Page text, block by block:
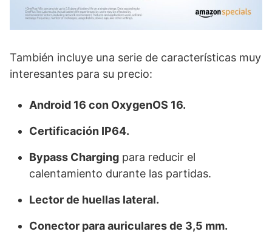
También incluye una serie de características muy
interesantes para su precio:
Android 16 con OxygenOS 16.
Certificación IP64.
Bypass Charging para reducir el
calentamiento durante las partidas.
Lector de huellas lateral.
Conector para auriculares de 3,5 mm.